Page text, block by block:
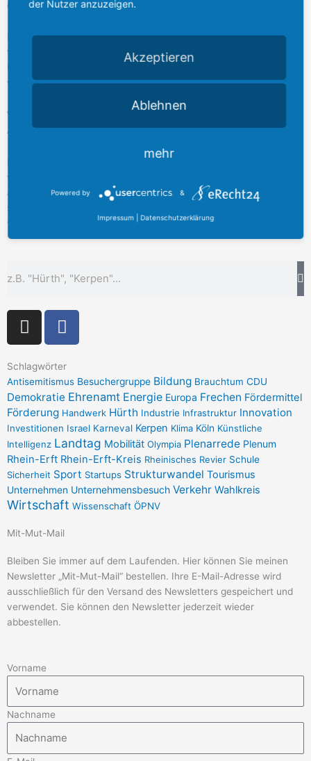
europäischen Ausland stattfinden.
Das Land Nordrhein-Westfalen übernimmt bis zu 80 Prozent der
förderfähigen Gesamtkosten, die beispielsweise für Fahrtkosten,
Unterbringung, Verpflegung sowie Eintrittsgelder verwendet
werden können.
Weitere Informationen sowie die Möglichkeit zur digitalen
Antragsstellung finden SieHIER.
Kurz vor den Herbstferien habe ich die Leitung jeder
weiterführenden Schule meines Wahlkreises persönlich
angeschrieben, um die Information zu den Fördermöglichkeiten für
schulische Gedenkstättenfahrten zu übermitteln. Ich hoffe, dass
viele diesem Aufruf folgen.
I
n
t
a
g
r
a
m
F
a
e
b
o
o
k
-
f
Schlagwörter
Antisemitismus Besuchergruppe Bildung Brauchtum CDU
Demokratie Ehrenamt Energie Europa Frechen Fördermittel
Förderung Handwerk Hürth Industrie Infrastruktur Innovation
Investitionen Israel Karneval Kerpen Klima Köln Künstliche
Intelligenz Landtag Mobilität Olympia Plenarrede Plenum
Rhein-Erft Rhein-Erft-Kreis Rheinisches Revier Schule
Sicherheit Sport Startups Strukturwandel Tourismus
Unternehmen Unternehmensbesuch Verkehr Wahlkreis
Wirtschaft Wissenschaft ÖPNV
Mit-Mut-Mail
Bleiben Sie immer auf dem Laufenden. Hier können Sie meinen
Newsletter „Mit-Mut-Mail“ bestellen. Ihre E-Mail-Adresse wird
ausschließlich für den Versand des Newsletters gespeichert und
verwendet. Sie können den Newsletter jederzeit wieder
abbestellen.
Vorname
Nachname
der Nutzer anzuzeigen.
Akzeptieren
Ablehnen
mehr
Powered by &
Impressum Datenschutzerklärung